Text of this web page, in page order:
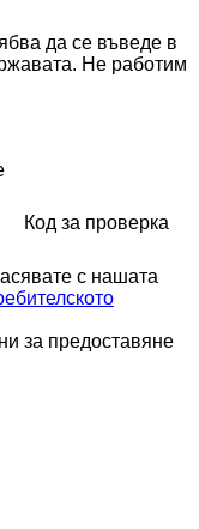
да се въведе в
Не работим
Код за проверка
с нашата
за предоставяне